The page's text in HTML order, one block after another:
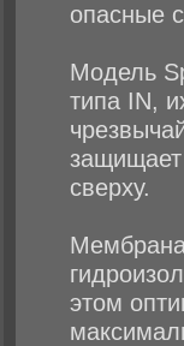
опасные
Модель
типа IN,
сверху.
этом